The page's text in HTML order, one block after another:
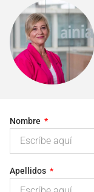
Nombre
Apellidos